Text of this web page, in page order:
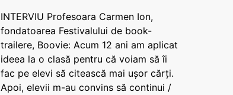
INTERVIU Profesoara Carmen Ion,
fondatoarea Festivalului de book-
trailere, Boovie: Acum 12 ani am aplicat
ideea la o clasă pentru că voiam să îi
fac pe elevi să citească mai ușor cărți.
Apoi, elevii m-au convins să continui /